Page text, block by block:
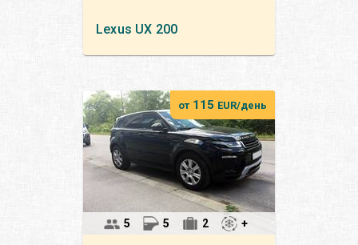
Lexus UX 200
от 115 EUR/день
5 5 2 +